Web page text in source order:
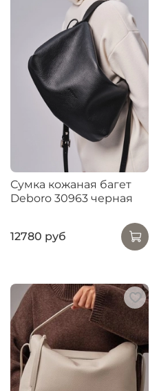
Сумка кожаная багет
Deboro 30963 черная
12780 руб